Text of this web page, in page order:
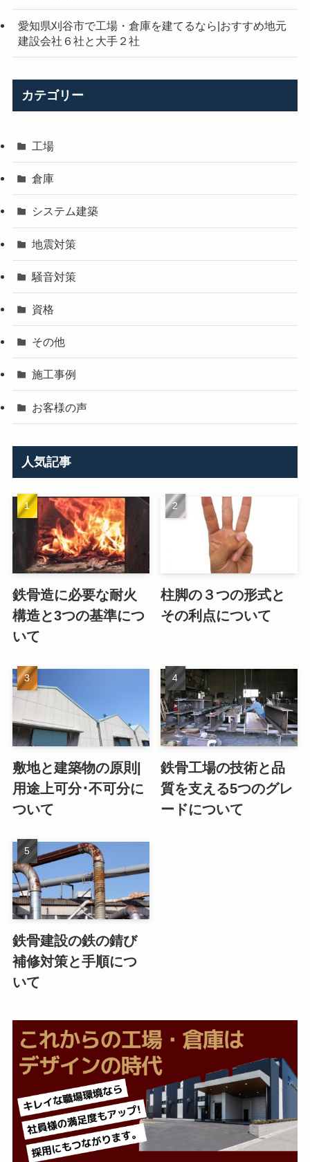
愛知県刈谷市で工場・倉庫を建てるなら|おすすめ地元
建設会社６社と大手２社
カテゴリー
工場
倉庫
システム建築
地震対策
騒音対策
資格
その他
施工事例
お客様の声
人気記事
鉄骨造に必要な耐火
構造と3つの基準につ
いて
柱脚の３つの形式と
その利点について
敷地と建築物の原則|
用途上可分･不可分に
ついて
鉄骨工場の技術と品
質を支える5つのグレ
ードについて
鉄骨建設の鉄の錆び
補修対策と手順につ
いて